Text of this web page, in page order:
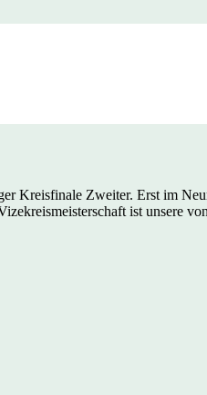
Zweiter. Erst im
ist unsere